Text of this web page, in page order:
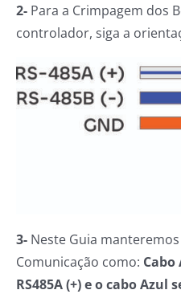
2- Para a Crimpagem dos
controlador, siga a
3- Neste Guia
Comunicação como:
RS485A (+) e o cabo Azul